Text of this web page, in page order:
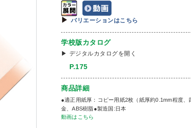
バリエーションはこちら
学校版カタログ
デジタルカタログを開く
P.175
商品詳細
●適正用紙厚：コピー用紙2枚（紙厚約0.1mm程度
金、ABS樹脂●製造国:日本
動画はこちら